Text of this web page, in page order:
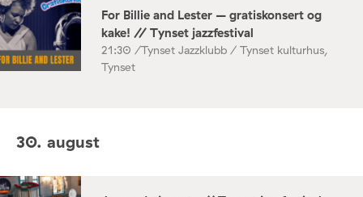
For Billie and Lester – gratiskonsert og
kake! // Tynset jazzfestival
21:30 /Tynset Jazzklubb / Tynset kulturhus,
Tynset
30. august